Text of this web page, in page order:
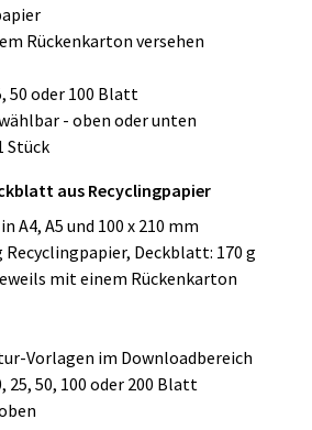
Rückenkarton versehen
50 oder 100 Blatt
- oben oder unten
Stück
aus Recyclingpapier
A4, A5 und 100 x 210 mm
Recyclingpapier, Deckblatt: 170 g
mit einem Rückenkarton
Vorlagen im Downloadbereich
50, 100 oder 200 Blatt